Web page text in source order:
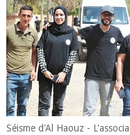
Séisme d'Al Haouz -